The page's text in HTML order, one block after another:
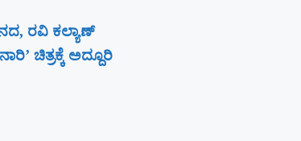
ರವಿ ಕಲ್ಯಾಣ್‍
ಚಿತ್ರಕ್ಕೆ ಅದ್ದೂರಿ